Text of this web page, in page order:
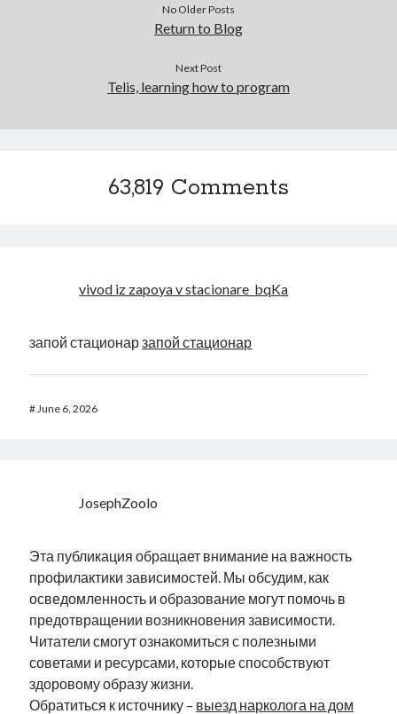
No Older Posts
Return to Blog
Next Post
Telis, learning how to program
63,819 Comments
vivod iz zapoya v stacionare_bqKa
запой стационарзапой стационар
#June 6, 2026
JosephZoolo
Эта публикация обращает внимание на важность
профилактики зависимостей. Мы обсудим, как
осведомленность и образование могут помочь в
предотвращении возникновения зависимости.
Читатели смогут ознакомиться с полезными
советами и ресурсами, которые способствуют
здоровому образу жизни.
Обратиться к источнику – выезд нарколога на дом